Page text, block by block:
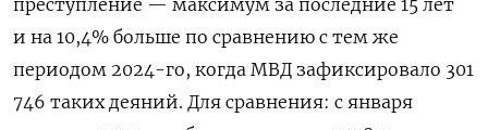
преступление — максимум за последние 15 лет
и на 10,4% больше по сравнению с тем же
периодом 2024-го, когда МВД зафиксировало 301
746 таких деяний. Для сравнения: с января